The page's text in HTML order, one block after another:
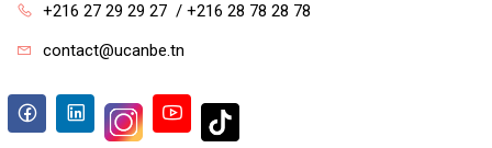
+216 27 29 29 27  / +216 28 78 28 78
contact@ucanbe.tn